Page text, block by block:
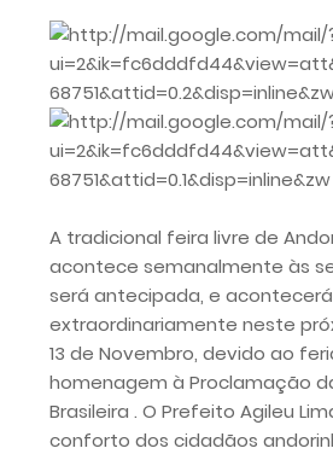
A tradicional feira livre de
acontece semanalmente às
será antecipada, e acontecerá
extraordinariamente neste
13 de Novembro, devido ao
homenagem à Proclamação
Brasileira . O Prefeito Agileu
conforto dos cidadãos